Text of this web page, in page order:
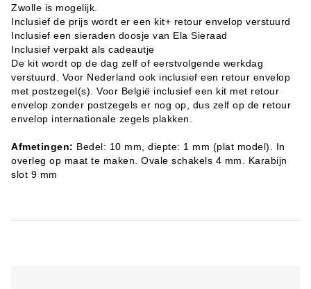
Zwolle is mogelijk.
Inclusief de prijs wordt er een kit+ retour envelop verstuurd
Inclusief een sieraden doosje van Ela Sieraad
Inclusief verpakt als cadeautje
De kit wordt op de dag zelf of eerstvolgende werkdag
verstuurd. Voor Nederland ook inclusief een retour envelop
met postzegel(s). Voor België inclusief een kit met retour
envelop zonder postzegels er nog op, dus zelf op de retour
envelop internationale zegels plakken.
Afmetingen: Bedel: 10 mm, diepte: 1 mm (plat model). In
overleg op maat te maken. Ovale schakels 4 mm. Karabijn
slot 9 mm